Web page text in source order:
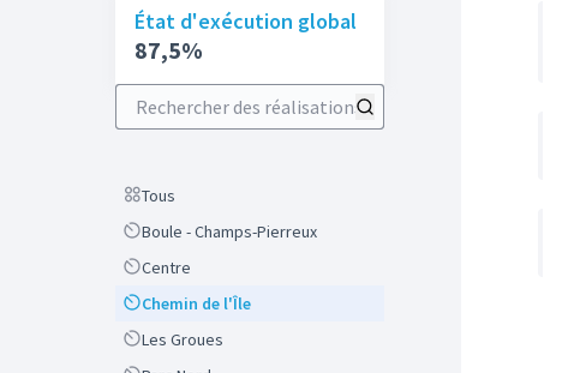
État d'exécution global
87,5%
Rechercher des réalisations
Scope
Tous
ScopeBoule - Champs-Pierreux
ScopeCentre
ScopeChemin de l'Île
ScopeLes Groues